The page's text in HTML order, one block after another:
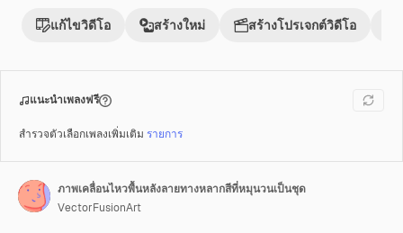
แก้ไขวิดีโอ สร้างใหม่ สร้างโปรเจกต์วิดีโอ
แนะนำเพลงฟรี
สำรวจตัวเลือกเพลงเพิ่มเติม รายการ
ภาพเคลื่อนไหวพื้นหลังลายทางหลากสีที่หมุนวนเป็นชุด
VectorFusionArt